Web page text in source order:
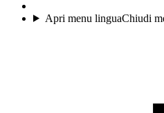
Apri menu linguaChiudi